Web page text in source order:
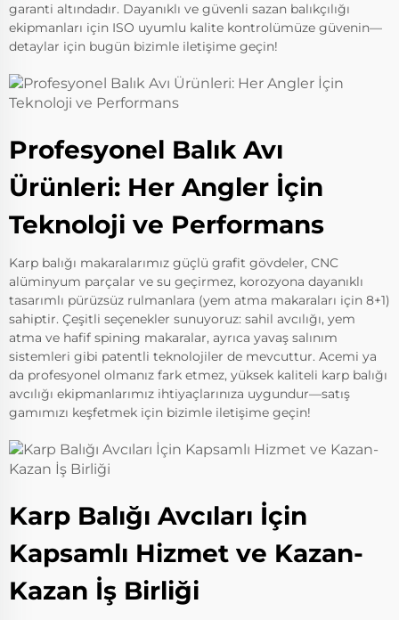
garanti altındadır. Dayanıklı ve güvenli sazan balıkçılığı
ekipmanları için ISO uyumlu kalite kontrolümüze güvenin—
detaylar için bugün bizimle iletişime geçin!
Profesyonel Balık Avı
Ürünleri: Her Angler İçin
Teknoloji ve Performans
Karp balığı makaralarımız güçlü grafit gövdeler, CNC
alüminyum parçalar ve su geçirmez, korozyona dayanıklı
tasarımlı pürüzsüz rulmanlara (yem atma makaraları için 8+1)
sahiptir. Çeşitli seçenekler sunuyoruz: sahil avcılığı, yem
atma ve hafif spining makaralar, ayrıca yavaş salınım
sistemleri gibi patentli teknolojiler de mevcuttur. Acemi ya
da profesyonel olmanız fark etmez, yüksek kaliteli karp balığı
avcılığı ekipmanlarımız ihtiyaçlarınıza uygundur—satış
gamımızı keşfetmek için bizimle iletişime geçin!
Karp Balığı Avcıları İçin
Kapsamlı Hizmet ve Kazan-
Kazan İş Birliği